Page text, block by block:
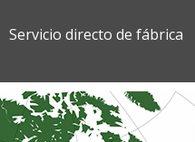
Servicio directo de fábrica